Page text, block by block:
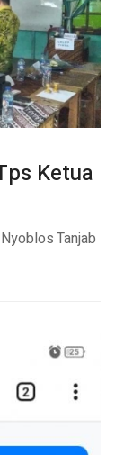
Ketua
Tanjab